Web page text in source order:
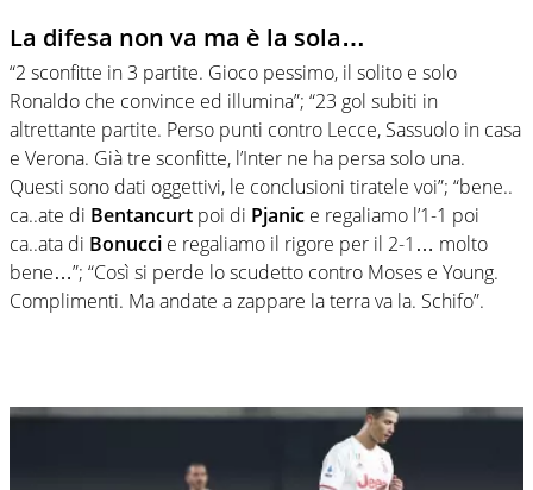
La difesa non va ma è la sola…
“2 sconfitte in 3 partite. Gioco pessimo, il solito e solo
Ronaldo che convince ed illumina”; “23 gol subiti in
altrettante partite. Perso punti contro Lecce, Sassuolo in casa
e Verona. Già tre sconfitte, l’Inter ne ha persa solo una.
Questi sono dati oggettivi, le conclusioni tiratele voi”; “bene..
ca..ate di Bentancurt poi di Pjanic e regaliamo l’1-1 poi
ca..ata di Bonucci e regaliamo il rigore per il 2-1… molto
bene…”; “Così si perde lo scudetto contro Moses e Young.
Complimenti. Ma andate a zappare la terra va la. Schifo”.